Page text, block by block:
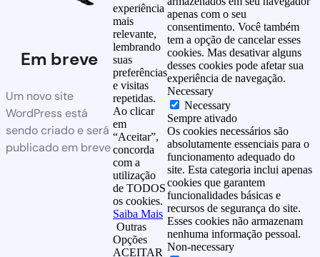
Em breve
Um novo site
WordPress está
sendo criado e será
publicado em breve
experiência
mais
relevante,
lembrando
suas
preferências
e visitas
repetidas.
Ao clicar
em
“Aceitar”,
concorda
com a
utilização
de TODOS
os cookies.
Saiba Mais
Outras
Opções
ACEITAR
apenas com o seu
consentimento. Você também
tem a opção de cancelar esses
cookies. Mas desativar alguns
desses cookies pode afetar sua
experiência de navegação.
Necessary
Necessary
Sempre ativado
Os cookies necessários são
absolutamente essenciais para o
funcionamento adequado do
site. Esta categoria inclui apenas
cookies que garantem
funcionalidades básicas e
recursos de segurança do site.
Esses cookies não armazenam
nenhuma informação pessoal.
Non-necessary